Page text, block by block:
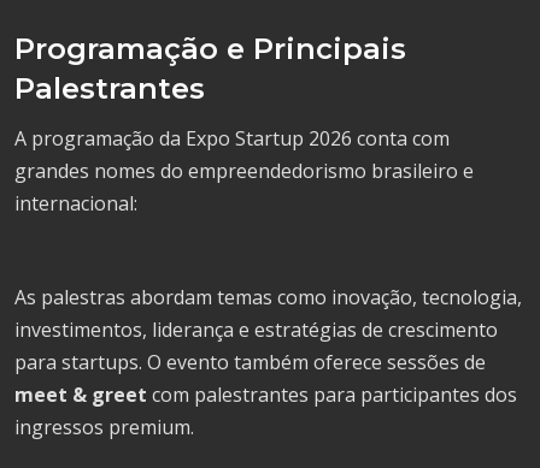
Programação e Principais
Palestrantes
A programação da Expo Startup 2026 conta com
grandes nomes do empreendedorismo brasileiro e
internacional:
As palestras abordam temas como inovação, tecnologia,
investimentos, liderança e estratégias de crescimento
para startups. O evento também oferece sessões de
meet & greet com palestrantes para participantes dos
ingressos premium.